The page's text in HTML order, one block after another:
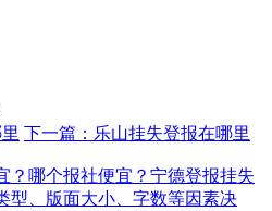
下一篇：乐山挂失登报在哪里
？哪个报社便宜？宁德登报挂失
型、版面大小、字数等因素决